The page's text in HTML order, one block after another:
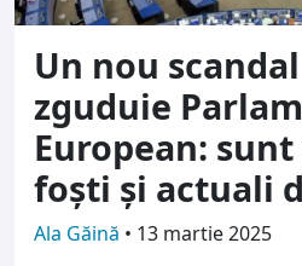
Un nou
zguduie
European:
foști și actuali
Ala Găină • 13 martie 2025